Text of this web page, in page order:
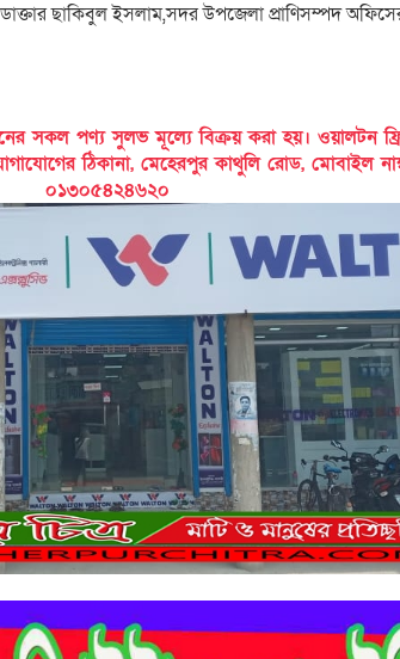
ছাকিবুল ইসলাম,সদর উপজেলা প্রাণিসম্পদ
সকল পণ্য সুলভ মূল্যে বিক্রয় করা হয়। ওয়ালটন
ঠিকানা, মেহেরপুর কাথুলি রোড, মোবাইল
০১৩০৫৪২৪৬২০